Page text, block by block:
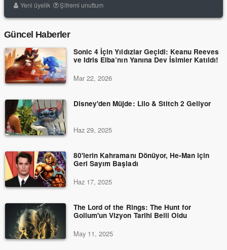
Yeni üyelik Şifremi unuttum
Güncel Haberler
Sonic 4 İçin Yıldızlar Geçidi: Keanu Reeves
ve Idris Elba’nın Yanına Dev İsimler Katıldı!
Mar 22, 2026
Disney'den Müjde: Lilo & Stitch 2 Geliyor
Haz 29, 2025
80'lerin Kahramanı Dönüyor, He-Man için
Geri Sayım Başladı
Haz 17, 2025
The Lord of the Rings: The Hunt for
Gollum'un Vizyon Tarihi Belli Oldu
May 11, 2025